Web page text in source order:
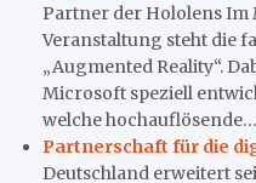
Partner der Hololens
Veranstaltung steht die
„Augmented Reality“.
Microsoft speziell
welche hochauflösende…
Partnerschaft für die
Deutschland erweitert